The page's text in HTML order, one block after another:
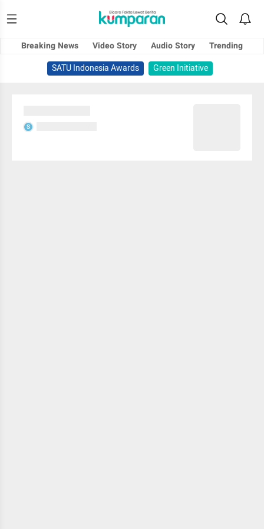
Breaking News Video Story Audio Story
Trending
SATU Indonesia Awards
Green Initiative
S